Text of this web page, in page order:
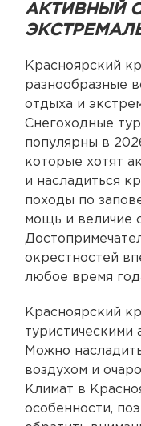
АКТИВНЫЙ
Красноярский
разнообразные
отдыха и
Снегоходные
популярны в
которые хотят
и насладиться
походы по
мощь и величие
окрестностей
любое время
Красноярский
туристическими
Можно
воздухом и
Климат в
особенности,